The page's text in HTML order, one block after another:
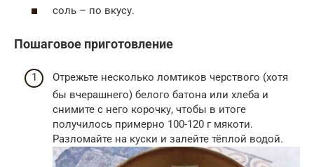
соль – по вкусу.
Пошаговое приготовление
Отрежьте несколько ломтиков черствого (хотя
бы вчерашнего) белого батона или хлеба и
снимите с него корочку, чтобы в итоге
получилось примерно 100-120 г мякоти.
Разломайте на куски и залейте тёплой водой.